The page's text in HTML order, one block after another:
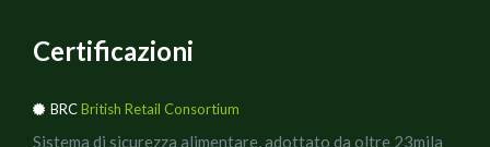
Certificazioni
BRCBritish Retail Consortium
Sistema di sicurezza alimentare, adottato da oltre 23mila